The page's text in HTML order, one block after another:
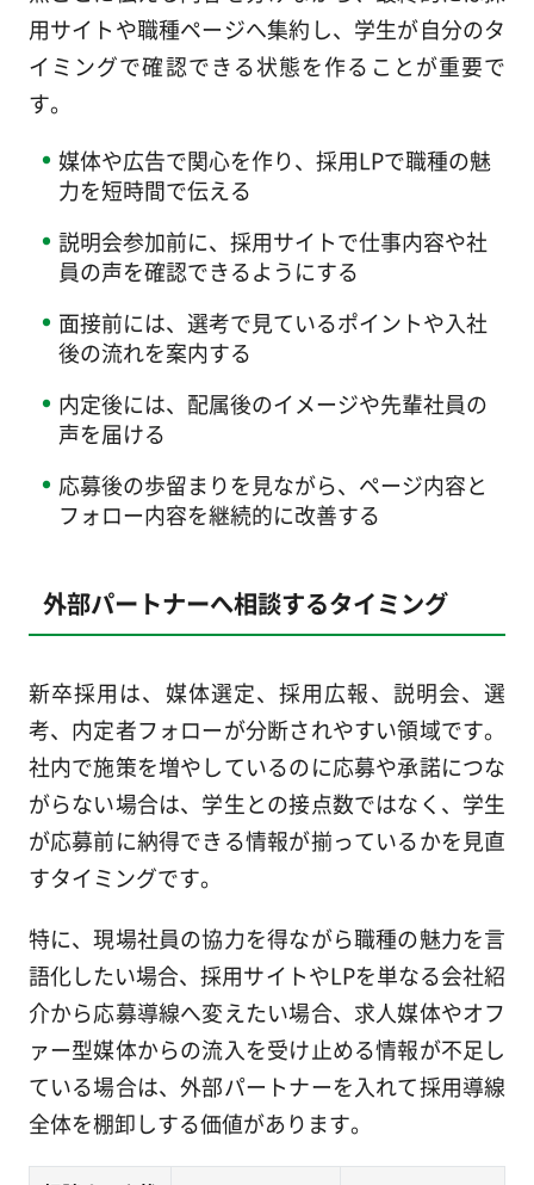
用サイトや職種ページへ集約し、学生が自分のタ
イミングで確認できる状態を作ることが重要で
す。
媒体や広告で関心を作り、採用LPで職種の魅
力を短時間で伝える
説明会参加前に、採用サイトで仕事内容や社
員の声を確認できるようにする
面接前には、選考で見ているポイントや入社
後の流れを案内する
内定後には、配属後のイメージや先輩社員の
声を届ける
応募後の歩留まりを見ながら、ページ内容と
フォロー内容を継続的に改善する
外部パートナーへ相談するタイミング
新卒採用は、媒体選定、採用広報、説明会、選
考、内定者フォローが分断されやすい領域です。
社内で施策を増やしているのに応募や承諾につな
がらない場合は、学生との接点数ではなく、学生
が応募前に納得できる情報が揃っているかを見直
すタイミングです。
特に、現場社員の協力を得ながら職種の魅力を言
語化したい場合、採用サイトやLPを単なる会社紹
介から応募導線へ変えたい場合、求人媒体やオフ
ァー型媒体からの流入を受け止める情報が不足し
ている場合は、外部パートナーを入れて採用導線
全体を棚卸しする価値があります。